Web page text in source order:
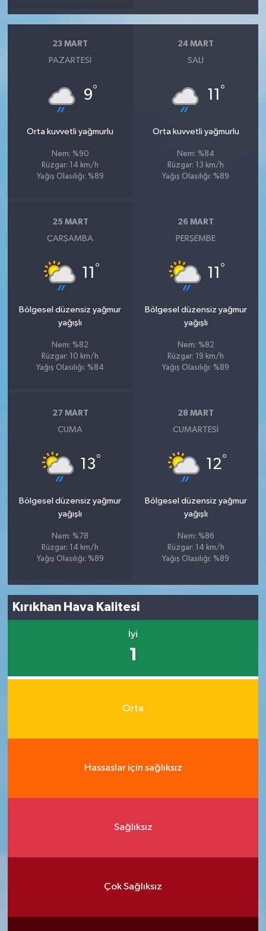
23 MART
PAZARTESI
9°
Orta kuvvetli yağmurlu
Nem: %90
Rüzgar: 14 km/h
Yağış Olasılığı: %89
24 MART
SALI
11 °
Orta kuvvetli yağmurlu
Nem: %84
Rüzgar: 13 km/h
Yağış Olasılığı: %89
25 MART
ÇARŞAMBA
11 °
Bölgesel düzensiz yağmur
yağışlı
Nem: %82
Rüzgar: 10 km/h
Yağış Olasılığı: %84
26 MART
PERŞEMBE
11 °
Bölgesel düzensiz yağmur
yağışlı
Nem: %82
Rüzgar: 19 km/h
Yağış Olasılığı: %89
27 MART
CUMA
13°
Bölgesel düzensiz yağmur
yağışlı
Nem: %78
Rüzgar: 14 km/h
Yağış Olasılığı: %89
28 MART
CUMARTESI
12°
Bölgesel düzensiz yağmur
yağışlı
Nem: %86
Rüzgar: 14 km/h
Yağış Olasılığı: %89
Kırıkhan Hava Kalitesi
İyi
1
Orta
Hassaslar için sağlıksız
Sağlıksız
Çok Sağlıksız